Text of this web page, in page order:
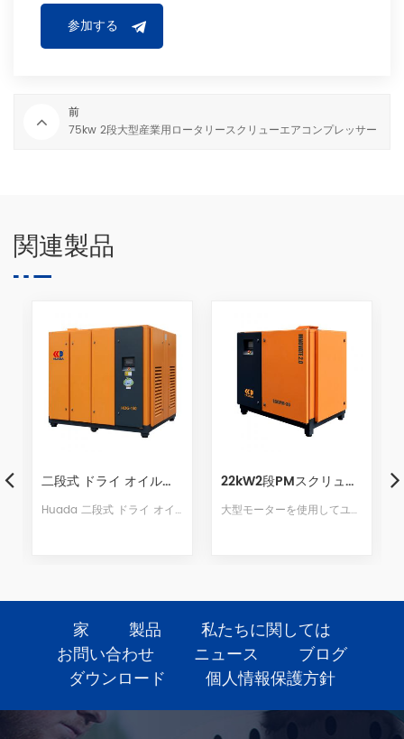
前
75kw 2段大型産業用ロータリースクリューエアコンプレッサー
関連製品
22kW2段PMスクリューエアコンプレッサー
大型モーターを使用してユニット速度を下げる22kw2ステージPMVSDスクリューコンプレッサー.2000RPMの全負荷速度はより静かな保証です.新しいエアダクト構造は、空気全体が圧力差を生じさせるように設計されており、構造がより美しくなっています. 45kwの2段スクリュー空気圧縮機は、Huadaの30年近くにわたるスクリュー圧縮機の研究開発と生産技術を取り入れ、世界最高レベルの排気量を中心に、世界市場の需要を上回っています.最高の性能と最高品質の空気圧縮機です.
家 製品
私たちに関しては
お問い合わせ
ニュース
ブログ
ダウンロード
個人情報保護方針